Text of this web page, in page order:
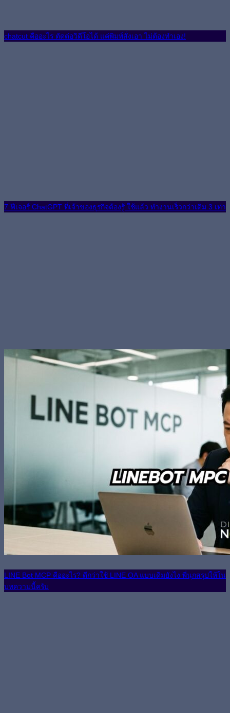
chatcut คืออะไร ตัดต่อวิดีโอได้ แค่พิมพ์สั่งเอา ไม่ต้องทำเอง!
7 ฟีเจอร์ ChatGPT ที่เจ้าของธุรกิจต้องรู้ ใช้แล้ว ทำงานเร็วกว่าเดิม 3 เท่า
LINE Bot MCP คืออะไร? ดีกว่าใช้ LINE OA แบบเดิมยังไง พี่นุกสรุปให้ใน
บทความนี้ครับ